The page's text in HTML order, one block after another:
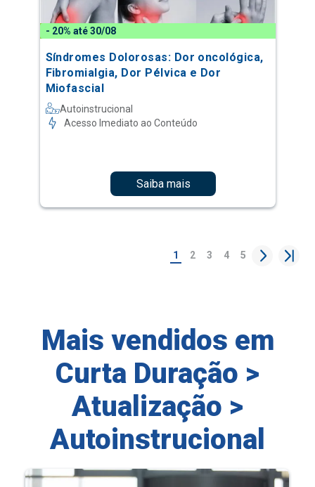
- 20% até 30/08
Síndromes Dolorosas: Dor oncológica,
Fibromialgia, Dor Pélvica e Dor
Miofascial
Autoinstrucional
Acesso Imediato ao Conteúdo
Saiba mais
1 2 3 4 5
Mais vendidos em
Curta Duração >
Atualização >
Autoinstrucional